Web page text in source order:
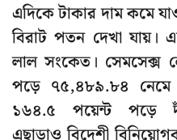
এদিকে টাকার দাম কমে
বিরাট পতন দেখা যায়।
লাল সংকেত। সেমসেক্স
পড়ে ৭৫,৪৮৯.৮৪ নেমে
১৬৪.৫ পয়েন্ট পড়ে